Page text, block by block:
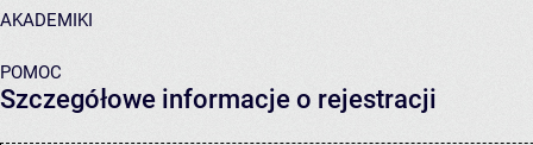
AKADEMIKI
POMOC
Szczegółowe informacje o rejestracji